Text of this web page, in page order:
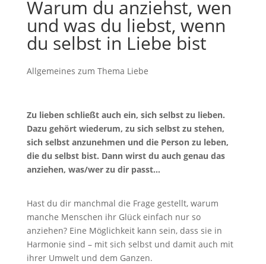
Warum du anziehst, wen
und was du liebst, wenn
du selbst in Liebe bist
Allgemeines zum Thema Liebe
Zu lieben schließt auch ein, sich selbst zu lieben.
Dazu gehört wiederum, zu sich selbst zu stehen,
sich selbst anzunehmen und die Person zu leben,
die du selbst bist. Dann wirst du auch genau das
anziehen, was/wer zu dir passt…
Hast du dir manchmal die Frage gestellt, warum
manche Menschen ihr Glück einfach nur so
anziehen? Eine Möglichkeit kann sein, dass sie in
Harmonie sind – mit sich selbst und damit auch mit
ihrer Umwelt und dem Ganzen.